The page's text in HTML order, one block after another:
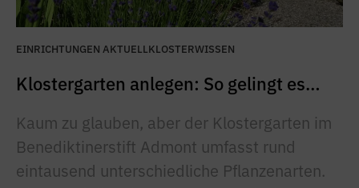
EINRICHTUNGEN AKTUELL KLOSTERWISSEN
Klostergarten anlegen: So gelingt es…
Kaum zu glauben, aber der Klostergarten im
Benediktinerstift Admont umfasst rund
eintausend unterschiedliche Pflanzenarten.